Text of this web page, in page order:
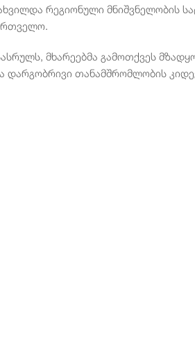
რეგიონული მნიშვნელობის
მხარეებმა გამოთქვეს
დარგობრივი თანამშრომლობის